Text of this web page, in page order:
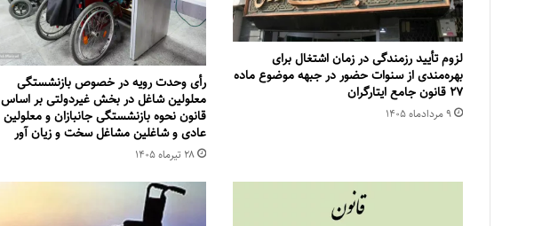
لزوم تأیید رزمندگی در زمان اشتغال برای
بهره‌مندی از سنوات حضور در جبهه موضوع ماده
۲۷ قانون جامع ایتارگران
۹ مرداد‌ماه ۱۴۰۵
رأی وحدت رویه در خصوص بازنشستگی
معلولین شاغل در بخش غیردولتی بر اساس
قانون نحوه بازنشستگی جانبازان و معلولین
عادی و شاغلین مشاغل سخت و زیان آور
۲۸ تیر‌ماه ۱۴۰۵